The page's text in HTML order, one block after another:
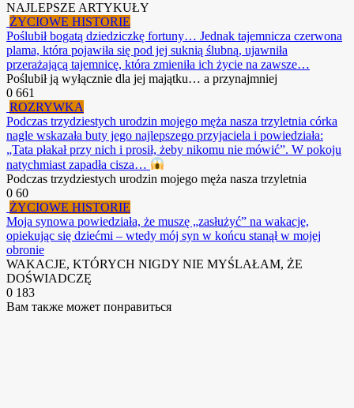
NAJLEPSZE ARTYKUŁY
ŻYCIOWE HISTORIE
Poślubił bogatą dziedziczkę fortuny… Jednak tajemnicza czerwona
plama, która pojawiła się pod jej suknią ślubną, ujawniła
przerażającą tajemnicę, która zmieniła ich życie na zawsze…
Poślubił ją wyłącznie dla jej majątku… a przynajmniej
0 661
ROZRYWKA
Podczas trzydziestych urodzin mojego męża nasza trzyletnia córka
nagle wskazała buty jego najlepszego przyjaciela i powiedziała:
„Tata płakał przy nich i prosił, żeby nikomu nie mówić”. W pokoju
natychmiast zapadła cisza…
Podczas trzydziestych urodzin mojego męża nasza trzyletnia
0 60
ŻYCIOWE HISTORIE
Moja synowa powiedziała, że ​​muszę „zasłużyć” na wakacje,
opiekując się dziećmi – wtedy mój syn w końcu stanął w mojej
obronie
WAKACJE, KTÓRYCH NIGDY NIE MYŚLAŁAM, ŻE
DOŚWIADCZĘ
0 183
Вам также может понравиться